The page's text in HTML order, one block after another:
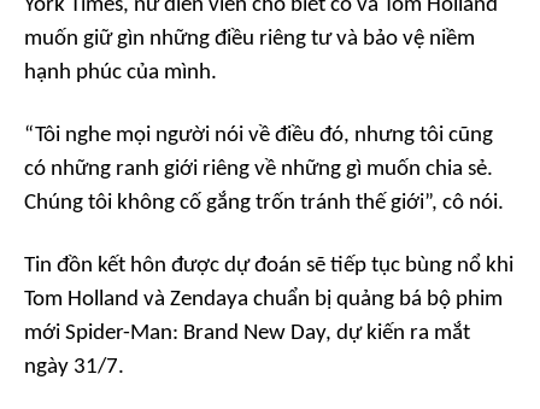
York Times, nữ diễn viên cho biết cô và Tom Holland
muốn giữ gìn những điều riêng tư và bảo vệ niềm
hạnh phúc của mình.
“Tôi nghe mọi người nói về điều đó, nhưng tôi cũng
có những ranh giới riêng về những gì muốn chia sẻ.
Chúng tôi không cố gắng trốn tránh thế giới”, cô nói.
Tin đồn kết hôn được dự đoán sẽ tiếp tục bùng nổ khi
Tom Holland và Zendaya chuẩn bị quảng bá bộ phim
mới Spider-Man: Brand New Day, dự kiến ra mắt
ngày 31/7.